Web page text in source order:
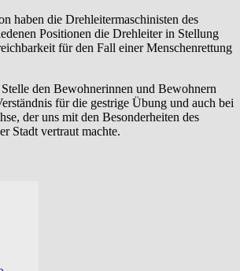
haben die Drehleitermaschinisten des
Positionen die Drehleiter in Stellung
für den Fall einer Menschenrettung
den Bewohnerinnen und Bewohnern
für die gestrige Übung und auch bei
der uns mit den Besonderheiten des
Stadt vertraut machte.